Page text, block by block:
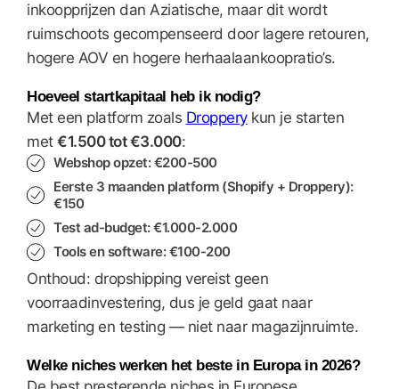
inkoopprijzen dan Aziatische, maar dit wordt
ruimschoots gecompenseerd door lagere retouren,
hogere AOV en hogere herhaalaankoopratio’s.
Hoeveel startkapitaal heb ik nodig?
Met een platform zoals Dropperykun je starten
met €1.500 tot €3.000:
Webshop opzet: €200-500
Eerste 3 maanden platform (Shopify + Droppery):
€150
Test ad-budget: €1.000-2.000
Tools en software: €100-200
Onthoud: dropshipping vereist geen
voorraadinvestering, dus je geld gaat naar
marketing en testing — niet naar magazijnruimte.
Welke niches werken het beste in Europa in 2026?